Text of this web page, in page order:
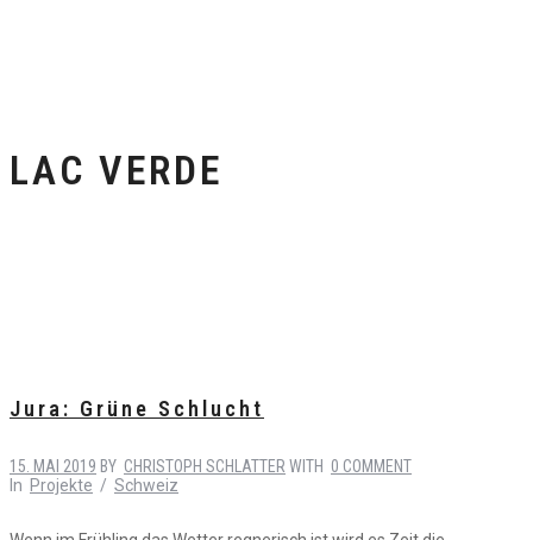
LAC VERDE
Jura: Grüne Schlucht
15. MAI 2019 BY CHRISTOPH SCHLATTER WITH 0 COMMENT
In Projekte / Schweiz